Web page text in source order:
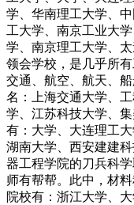
学、华南理工大学、
工大学、南京工业大
学、南京理工大学、
领会学校，是几乎所
交通、航空、航天、
名：上海交通大学、
学、江苏科技大学、
有：大学、大连理工
湖南大学、西安建建
器工程学院的刀兵科
师有帮帮。此中，材
院校有：浙江大学、